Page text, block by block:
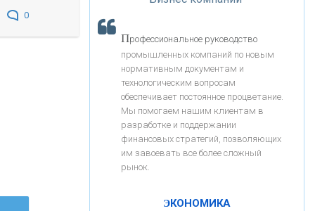
0
«РОСЕВРОБАНК»
«ПРЕСС-СЛУЖБА ВТБ24»
«АВТОГРАДБАНК»
«Интервью»
Профессиональное руководство
промышленных компаний по новым
нормативным документам и
технологическим вопросам
обеспечивает постоянное процветание.
Мы помогаем нашим клиентам в
разработке и поддержании
финансовых стратегий, позволяющих
им завоевать все более сложный
рынок.
ЭКОНОМИКА